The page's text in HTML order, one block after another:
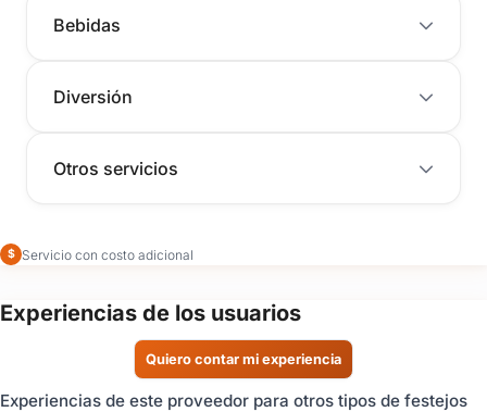
Bebidas
Diversión
Otros servicios
$ Servicio con costo adicional
Experiencias de los usuarios
Quiero contar mi experiencia
Experiencias de este proveedor para otros tipos de festejos